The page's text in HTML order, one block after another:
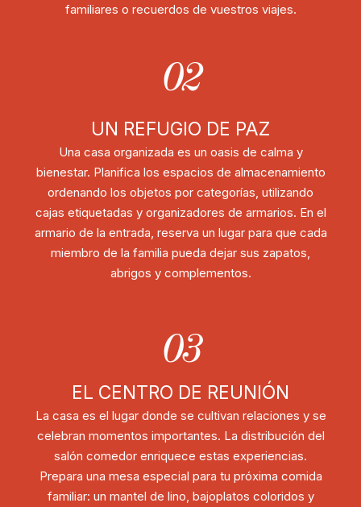
familiares o recuerdos de vuestros viajes.
02
UN REFUGIO DE PAZ
Una casa organizada es un oasis de calma y
bienestar. Planifica los espacios de almacenamiento
ordenando los objetos por categorías, utilizando
cajas etiquetadas y organizadores de armarios. En el
armario de la entrada, reserva un lugar para que cada
miembro de la familia pueda dejar sus zapatos,
abrigos y complementos.
03
EL CENTRO DE REUNIÓN
La casa es el lugar donde se cultivan relaciones y se
celebran momentos importantes. La distribución del
salón comedor enriquece estas experiencias.
Prepara una mesa especial para tu próxima comida
familiar: un mantel de lino, bajoplatos coloridos y